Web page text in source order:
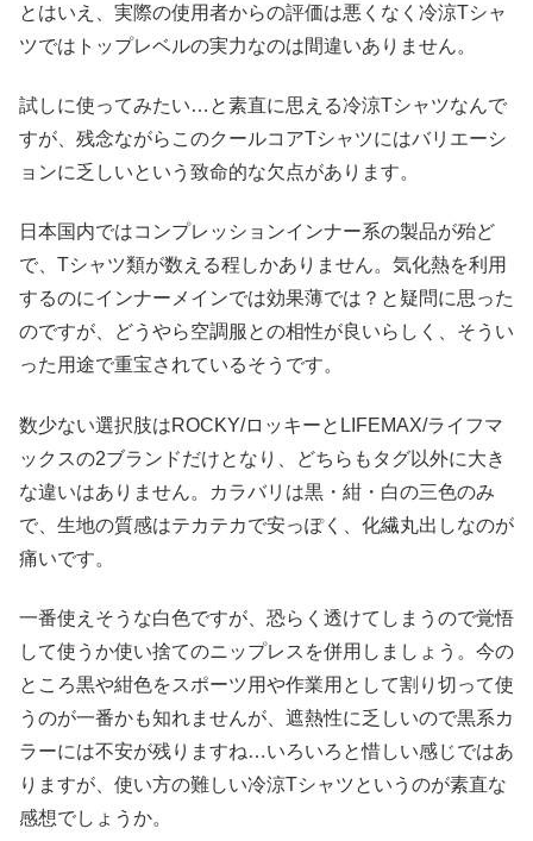
とはいえ、実際の使用者からの評価は悪くなく冷涼Tシャ
ツではトップレベルの実力なのは間違いありません。
試しに使ってみたい…と素直に思える冷涼Tシャツなんで
すが、残念ながらこのクールコアTシャツにはバリエーシ
ョンに乏しいという致命的な欠点があります。
日本国内ではコンプレッションインナー系の製品が殆ど
で、Tシャツ類が数える程しかありません。気化熱を利用
するのにインナーメインでは効果薄では？と疑問に思った
のですが、どうやら空調服との相性が良いらしく、そうい
った用途で重宝されているそうです。
数少ない選択肢はROCKY/ロッキーとLIFEMAX/ライフマ
ックスの2ブランドだけとなり、どちらもタグ以外に大き
な違いはありません。カラバリは黒・紺・白の三色のみ
で、生地の質感はテカテカで安っぽく、化繊丸出しなのが
痛いです。
一番使えそうな白色ですが、恐らく透けてしまうので覚悟
して使うか使い捨てのニップレスを併用しましょう。今の
ところ黒や紺色をスポーツ用や作業用として割り切って使
うのが一番かも知れませんが、遮熱性に乏しいので黒系カ
ラーには不安が残りますね…いろいろと惜しい感じではあ
りますが、使い方の難しい冷涼Tシャツというのが素直な
感想でしょうか。